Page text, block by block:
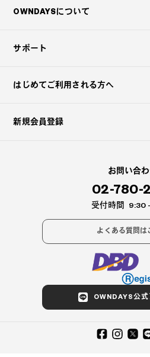
OWNDAYSについて
サポート
はじめてご利用される方へ
新規会員登録
お問い合
02-780-
受付時間 9:30
よくある質問は
OWNDAYS公